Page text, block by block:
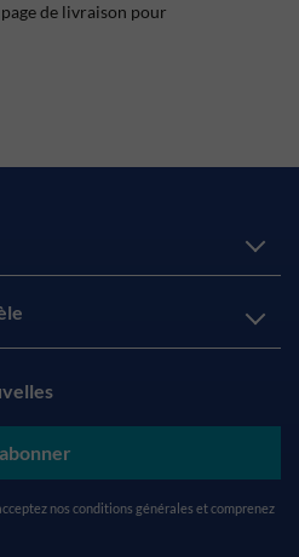
de livraison pour
nos conditions générales et comprenez